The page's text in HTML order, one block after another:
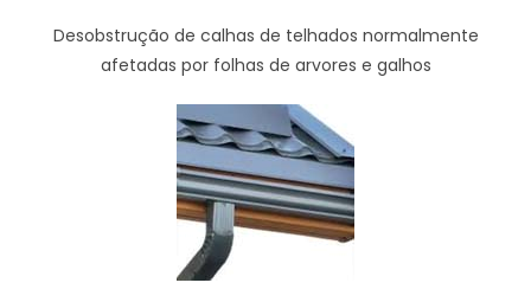
Desobstrução de calhas de telhados normalmente
afetadas por folhas de arvores e galhos